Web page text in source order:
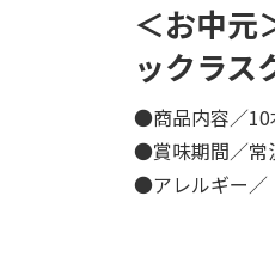
＜お中
ックラ
●商品内容／
●賞味期間／常
●アレルギー／